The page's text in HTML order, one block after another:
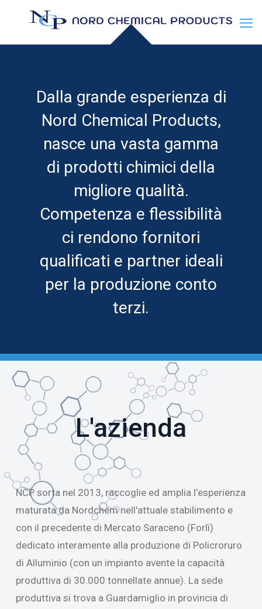
Dalla grande esperienza di
Nord Chemical Products,
nasce una vasta gamma
di prodotti chimici della
migliore qualità.
Competenza e flessibilità
ci rendono fornitori
qualificati e partner ideali
per la produzione conto
terzi.
L'azienda
NCP sorta nel 2013, raccoglie ed amplia l’esperienza
maturata da Nordchem nell'attuale stabilimento e
con il precedente di Mercato Saraceno (Forlì)
dedicato interamente alla produzione di Policroruro
di Alluminio (con un impianto avente la capacità
produttiva di 30.000 tonnellate annue). La sede
produttiva si trova a Guardamiglio in provincia di